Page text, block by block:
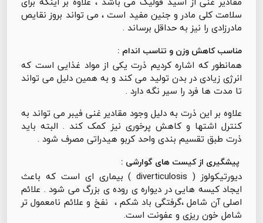
سلامت کلی مادر و جنین مفید است ، می تواند بروز نقایص
مادرزادی را نیز به حداقل برساند .
مناسب کاهش وزن و تناسب اندام :
همانطور که اشاره کردیم ذرت یکی از مواد غذایی است که
انرژی زیادی در بدن تولید می کند و به همین دلیل می تواند
تا مدت ها فرد را سیر نگه دارد .
علاوه بر این ذرت به دلیل وجود مقادیر غنی فیبر می تواند به
کنترل اشتها و کاهش پرخوری نیز کمک کند . البته باید
ذرت طبق تقسیم بندی واحد کربو هیدراتی مصرف شود .
پیشگیری از کیست های گوارشی :
دیورتیکولوز ( diverticulosis ) بیماری ای است که باعث
ایجاد کیسه هایی در دیواره ی روده ی بزرگ می شود . علائم
اصلی آن شامل ،گرفتگی باد شکم ، نفخ و علائم نامعمول تر
شامل خون ریزی و عفونت است.